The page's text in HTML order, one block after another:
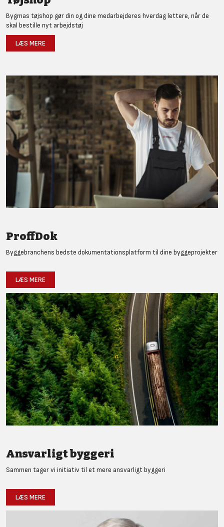
Bygmas tøjshop gør din og dine medarbejderes hverdag lettere, når de
skal bestille nyt arbejdstøj
LÆS MERE
ProffDok
Byggebranchens bedste dokumentationsplatform til dine byggeprojekter
LÆS MERE
Ansvarligt byggeri
Sammen tager vi initiativ til et mere ansvarligt byggeri
LÆS MERE